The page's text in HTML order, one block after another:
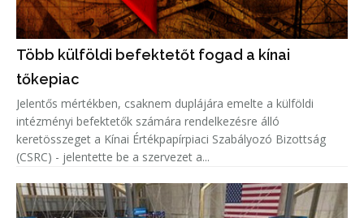
Több külföldi befektetőt fogad a kínai
tőkepiac
Jelentős mértékben, csaknem duplájára emelte a külföldi
intézményi befektetők számára rendelkezésre álló
keretösszeget a Kínai Értékpapírpiaci Szabályozó Bizottság
(CSRC) - jelentette be a szervezet a...